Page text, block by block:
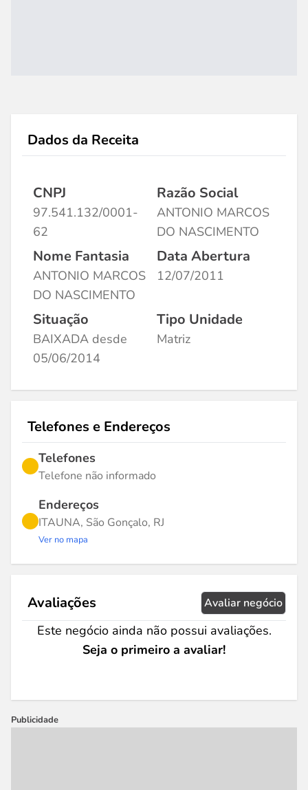
Dados da Receita
CNPJ
97.541.132/0001-
62
Razão Social
ANTONIO MARCOS
DO NASCIMENTO
Nome Fantasia
ANTONIO MARCOS
DO NASCIMENTO
Data Abertura
12/07/2011
Situação
BAIXADA desde
05/06/2014
Tipo Unidade
Matriz
Telefones e Endereços
Telefones
Telefone não informado
Endereços
ITAUNA, São Gonçalo, RJ
Ver no mapa
Avaliações Avaliar negócio
Este negócio ainda não possui avaliações.
Seja o primeiro a avaliar!
Publicidade